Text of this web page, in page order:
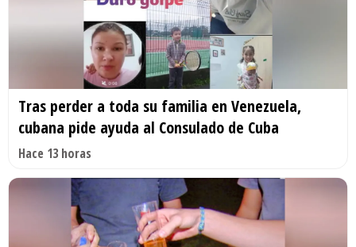
Tras perder a toda su familia en Venezuela,
cubana pide ayuda al Consulado de Cuba
Hace 13 horas